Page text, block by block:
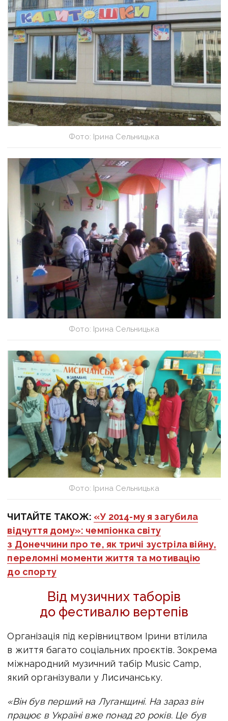
Фото: Ірина Сельницька
Фото: Ірина Сельницька
Фото: Ірина Сельницька
ЧИТАЙТЕ ТАКОЖ: «У 2014-му я загубила
відчуття дому»: чемпіонка світу
з Донеччини про те, як тричі зустріла війну,
переломні моменти життя та мотивацію
до спорту
Від музичних таборів
до фестивалю вертепів
Організація під керівництвом Ірини втілила
в життя багато соціальних проєктів. Зокрема
міжнародний музичний табір Music Сamp,
який організували у Лисичанську.
«Він був перший на Луганщині. На зараз він
працює в Україні вже понад 20 років. Це був